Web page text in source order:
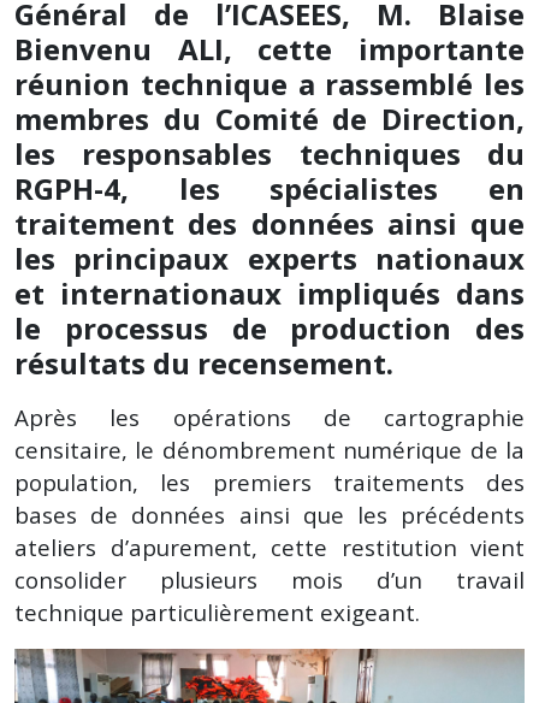
Général de l’ICASEES, M. Blaise
Bienvenu ALI, cette importante
réunion technique a rassemblé les
membres du Comité de Direction,
les responsables techniques du
RGPH-4, les spécialistes en
traitement des données ainsi que
les principaux experts nationaux
et internationaux impliqués dans
le processus de production des
résultats du recensement.
Après les opérations de cartographie
censitaire, le dénombrement numérique de la
population, les premiers traitements des
bases de données ainsi que les précédents
ateliers d’apurement, cette restitution vient
consolider plusieurs mois d’un travail
technique particulièrement exigeant.